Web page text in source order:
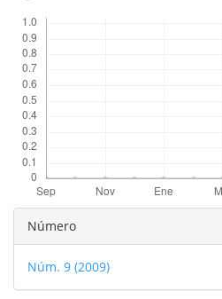
Detalles
del
artículo
Número
Núm. 9 (2009)